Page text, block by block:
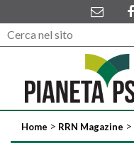
Home > RRN Magazine >